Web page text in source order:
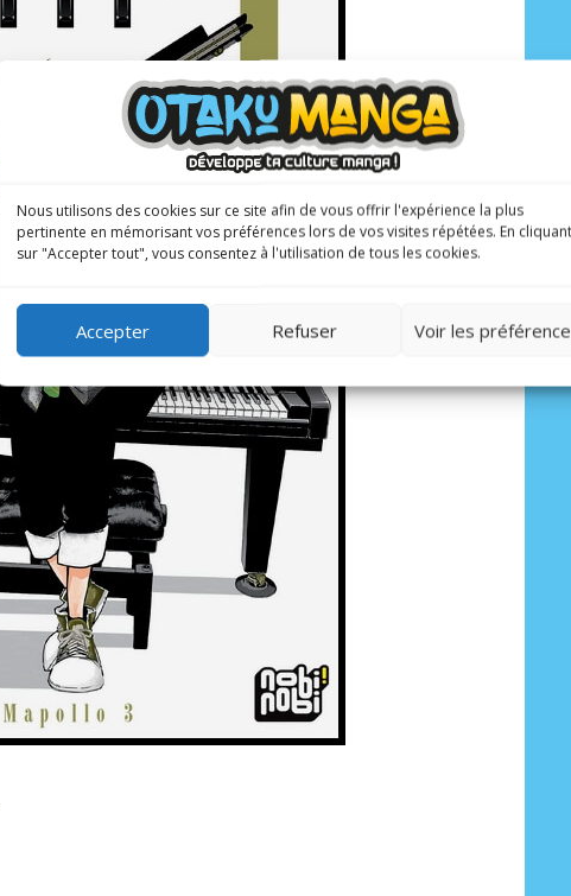
Nous utilisons des cookies sur ce site afin de vous offrir l'expérience la plus
pertinente en mémorisant vos préférences lors de vos visites répétées. En cliquant
sur "Accepter tout", vous consentez à l'utilisation de tous les cookies.
Accepter Refuser Voir les